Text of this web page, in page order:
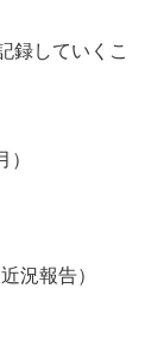
録していくこ
況報告）